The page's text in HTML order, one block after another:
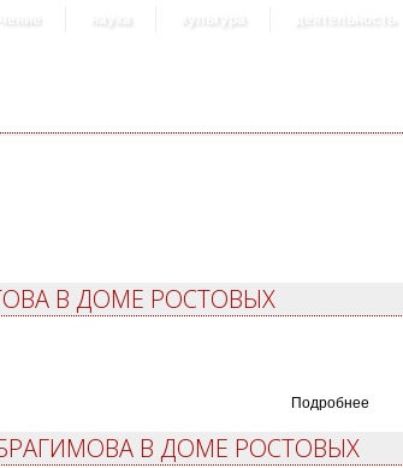
наука культура деятельность
В ДОМЕ РОСТОВЫХ
Подробнее
В ДОМЕ РОСТОВЫХ